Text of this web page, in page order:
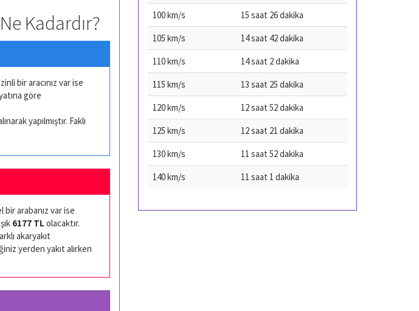
Kadardır?
bir aracınız var ise
göre
yapılmıştır. Faklı
bir arabanız var ise
6177 TL olacaktır.
akaryakıt
yerden yakıt alırken
100 km/s
15 saat 26 dakika
105 km/s
14 saat 42 dakika
110 km/s
14 saat 2 dakika
115 km/s
13 saat 25 dakika
120 km/s
12 saat 52 dakika
125 km/s
12 saat 21 dakika
130 km/s
11 saat 52 dakika
140 km/s
11 saat 1 dakika